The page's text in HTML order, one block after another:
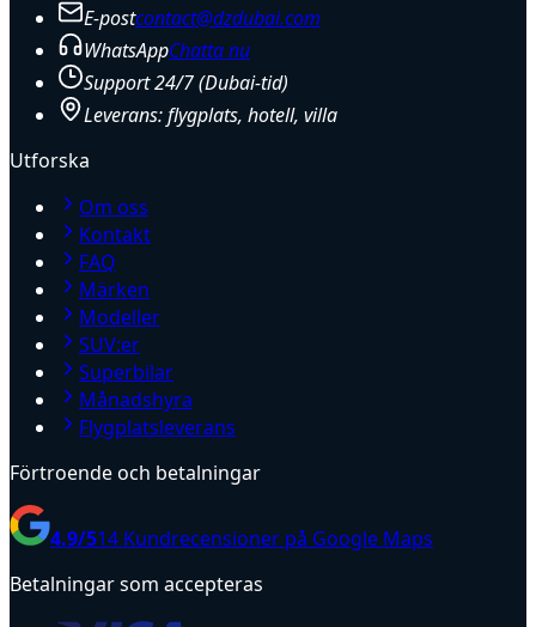
E-postcontact@dzdubai.com
WhatsAppChatta nu
Support 24/7 (Dubai-tid)
Leverans: flygplats, hotell, villa
Utforska
Om oss
Kontakt
FAQ
Märken
Modeller
SUV:er
Superbilar
Månadshyra
Flygplatsleverans
Förtroende och betalningar
4.9/514 Kundrecensioner på Google Maps
Betalningar som accepteras